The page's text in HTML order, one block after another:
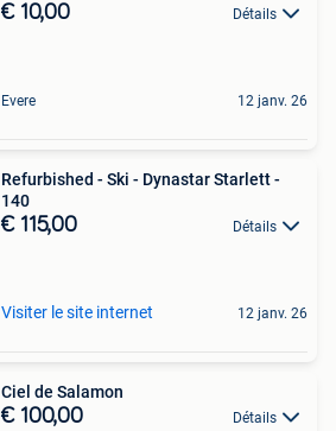
€ 10,00 Détails
Evere 12 janv. 26
Refurbished - Ski - Dynastar Starlett -
140
€ 115,00 Détails
Visiter le site internet 12 janv. 26
Ciel de Salamon
€ 100,00 Détails